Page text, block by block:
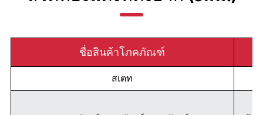
ชื่อสินค้าโภคภัณฑ์
สเตท